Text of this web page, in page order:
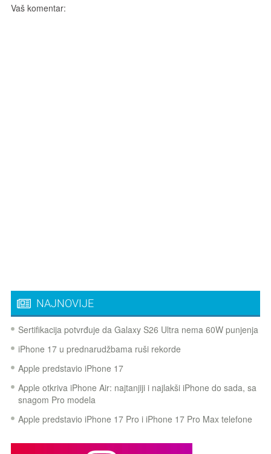
Vaš komentar:
NAJNOVIJE
Sertifikacija potvrđuje da Galaxy S26 Ultra nema 60W punjenja
iPhone 17 u prednarudžbama ruši rekorde
Apple predstavio iPhone 17
Apple otkriva iPhone Air: najtanjiji i najlakši iPhone do sada, sa
snagom Pro modela
Apple predstavio iPhone 17 Pro i iPhone 17 Pro Max telefone